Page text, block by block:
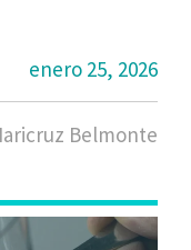
enero 25, 2026
Belmonte